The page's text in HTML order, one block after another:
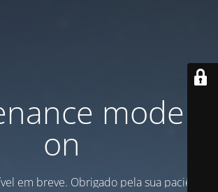
mode is
on
em breve. Obrigado pela sua paciência!